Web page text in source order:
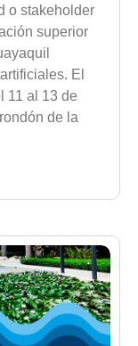
o stakeholder
superior
El
11 al 13 de
de la